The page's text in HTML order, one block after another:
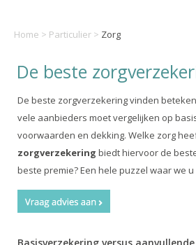
Home > Particulier > Zorg
De beste
De beste zorgverzekering vinden
vele aanbieders moet vergelijken op
voorwaarden en dekking. Welke zorg
zorgverzekering biedt hiervoor de
beste premie? Een hele puzzel waar we